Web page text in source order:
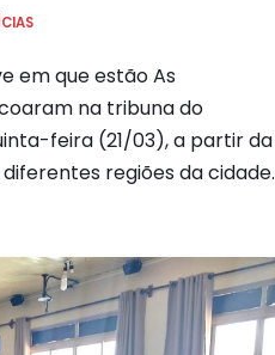
em que estão As
na tribuna do
feira (21/03), a partir da
regiões da cidade.